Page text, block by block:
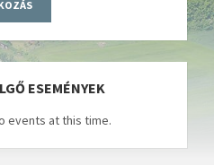
ESEMÉNYEK
events at this time.